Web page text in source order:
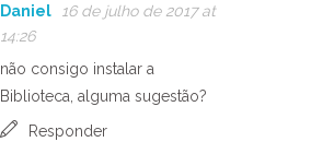
Daniel
16 de julho de 2017 at
14:26
não consigo instalar a
Biblioteca, alguma sugestão?
Responder